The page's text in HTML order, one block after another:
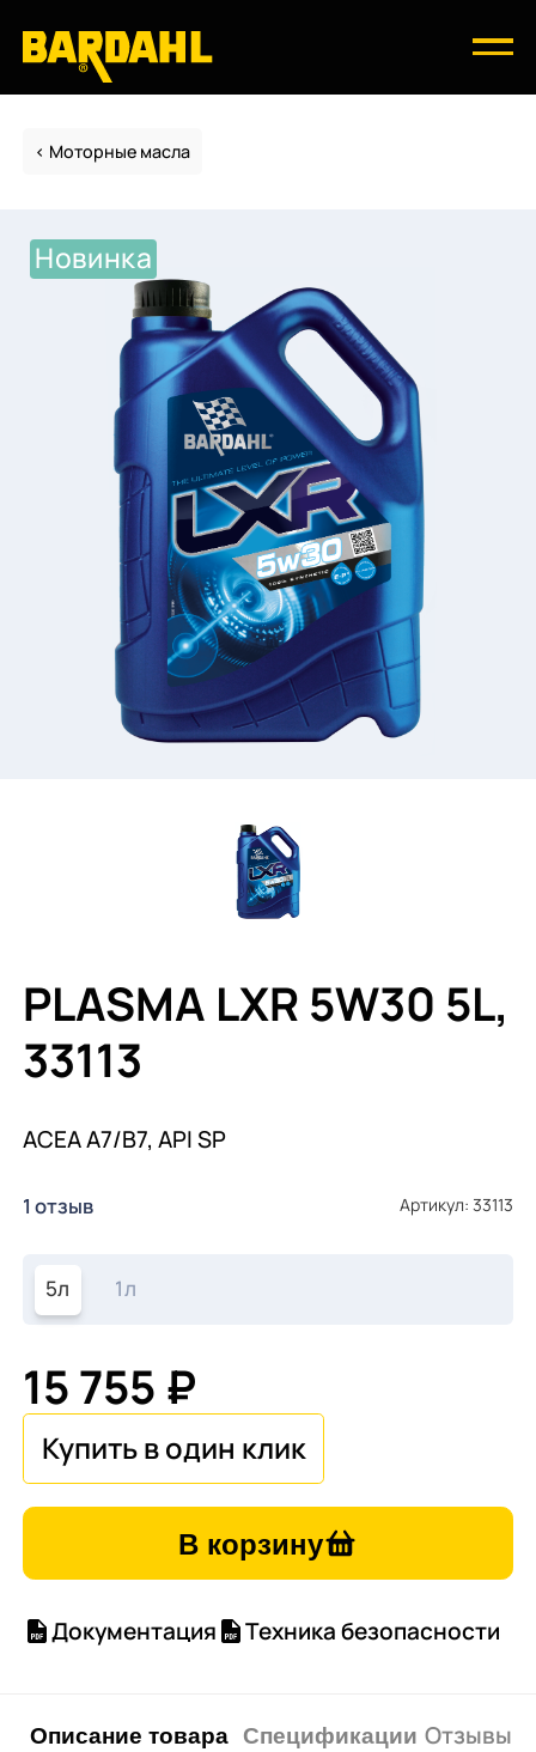
Моторные масла
Новинка
PLASMA LXR 5W30 5L,
33113
ACEA A7/B7, API SP
1 отзыв Артикул: 33113
5л 1л
15 755 ₽
В корзину
Документация Техника безопасности
Описание товара Спецификации Отзывы о